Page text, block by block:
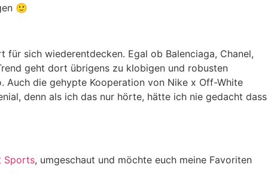
🙂
sich wiederentdecken. Egal ob Balenciaga, Chanel,
geht dort übrigens zu klobigen und robusten
Auch die gehypte Kooperation von Nike x Off-White
denn als ich das nur hörte, hätte ich nie gedacht dass
Sports, umgeschaut und möchte euch meine Favoriten